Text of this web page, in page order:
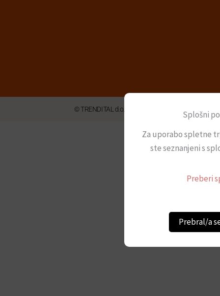
© TRENDITAL d.o.o. 2026
Splošni
Za uporabo spletne
ste seznanjeni s
Preberi
Prebral/a